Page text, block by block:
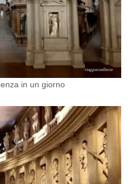
in un giorno